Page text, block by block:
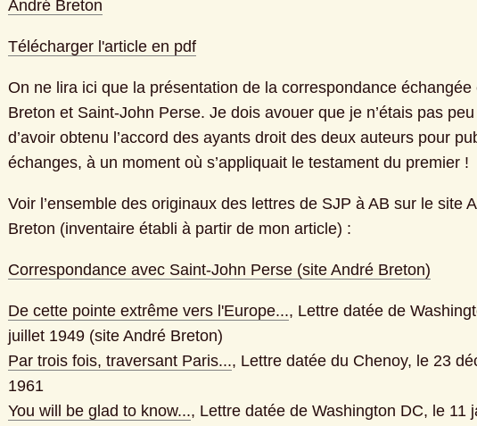
André Breton
Télécharger l'article en pdf
On ne lira ici que la présentation de la correspondance échangée
Breton et Saint-John Perse. Je dois avouer que je n’étais pas
d’avoir obtenu l’accord des ayants droit des deux auteurs pour
échanges, à un moment où s’appliquait le testament du premier !
Voir l’ensemble des originaux des lettres de SJP à AB sur le site
Breton (inventaire établi à partir de mon article) :
Correspondance avec Saint-John Perse (site André Breton)
De cette pointe extrême vers l'Europe..., Lettre datée de
juillet 1949 (site André Breton)
Par trois fois, traversant Paris..., Lettre datée du Chenoy, le 23
1961
You will be glad to know..., Lettre datée de Washington DC, le 11